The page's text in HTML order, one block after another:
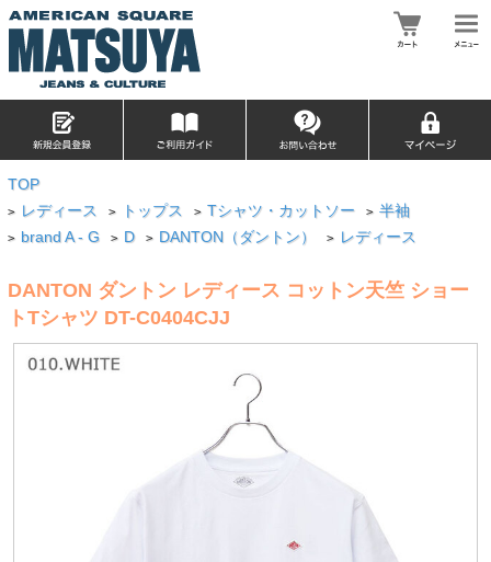
TOP
> レディース > トップス > Tシャツ・カットソー > 半袖
> brand A - G > D > DANTON（ダントン） > レディース
DANTON ダントン レディース コットン天竺 ショー
トTシャツ DT-C0404CJJ